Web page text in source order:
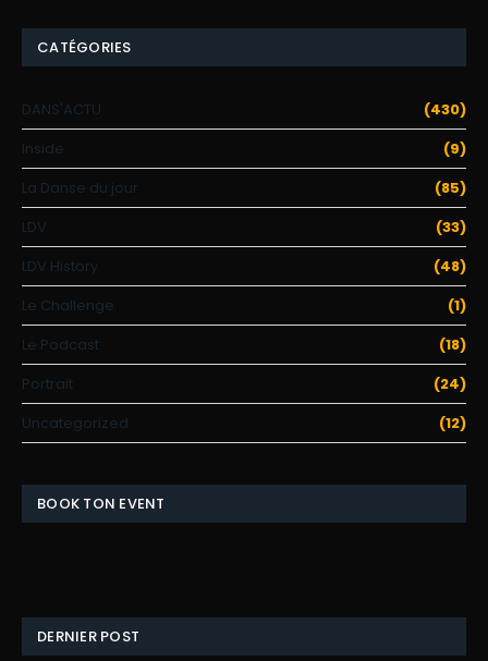
CATÉGORIES
DANS'ACTU
(430)
Inside
(9)
La Danse du jour
(85)
LDV
(33)
LDV History
(48)
Le Challenge
(1)
Le Podcast
(18)
Portrait
(24)
Uncategorized
(12)
BOOK TON EVENT
DERNIER POST